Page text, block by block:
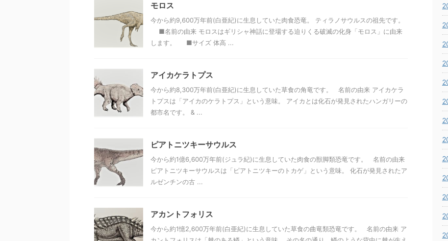
モロス
今から約9,600万年前(白亜紀)に生息していた肉食恐竜。 ティラノサウルスの祖先です。
■名前の由来 モロスはギリシャ神話に登場する迫りくる破滅の化身「モロス」に由来
します。 ■サイズ 体高 ...
アイカケラトプス
今から約8,300万年前(白亜紀)に生息していた草食の角竜です。 名前の由来 アイカケラ
トプスは「アイカのケラトプス」という意味。 アイカとは化石が発見されたハンガリーの
都市名です。 & ...
ピアトニツキーサウルス
今から約1億6,600万年前(ジュラ紀)に生息していた肉食の獣脚類恐竜です。 名前の由来
ピアトニツキーサウルスは「ピアトニツキーのトカゲ」という意味。 化石が発見されたア
ルゼンチンの古 ...
アカントフォリス
今から約1憶2,600万年前(白亜紀)に生息していた草食の曲竜類恐竜です。 名前の由来 ア